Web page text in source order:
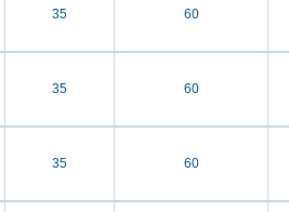
35 60
35 60
35 60